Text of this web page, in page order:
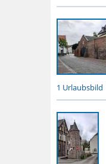
1 Urlaubsbild